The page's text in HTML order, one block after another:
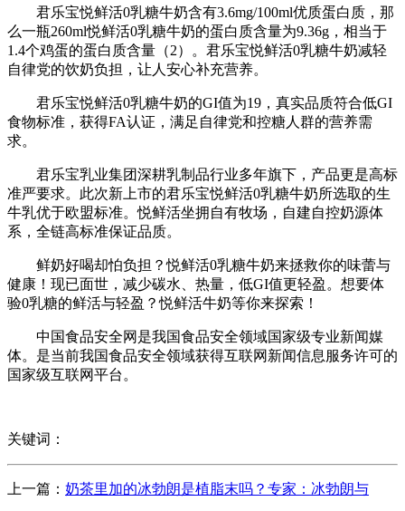
君乐宝悦鲜活0乳糖牛奶含有3.6mg/100ml优质蛋白质，那
么一瓶260ml悦鲜活0乳糖牛奶的蛋白质含量为9.36g，相当于
1.4个鸡蛋的蛋白质含量（2）。君乐宝悦鲜活0乳糖牛奶减轻
自律党的饮奶负担，让人安心补充营养。
君乐宝悦鲜活0乳糖牛奶的GI值为19，真实品质符合低GI
食物标准，获得FA认证，满足自律党和控糖人群的营养需
求。
君乐宝乳业集团深耕乳制品行业多年旗下，产品更是高标
准严要求。此次新上市的君乐宝悦鲜活0乳糖牛奶所选取的生
牛乳优于欧盟标准。悦鲜活坐拥自有牧场，自建自控奶源体
系，全链高标准保证品质。
鲜奶好喝却怕负担？悦鲜活0乳糖牛奶来拯救你的味蕾与
健康！现已面世，减少碳水、热量，低GI值更轻盈。想要体
验0乳糖的鲜活与轻盈？悦鲜活牛奶等你来探索！
中国食品安全网是我国食品安全领域国家级专业新闻媒
体。是当前我国食品安全领域获得互联网新闻信息服务许可的
国家级互联网平台。
关键词：
上一篇： 奶茶里加的冰勃朗是植脂末吗？专家：冰勃朗与